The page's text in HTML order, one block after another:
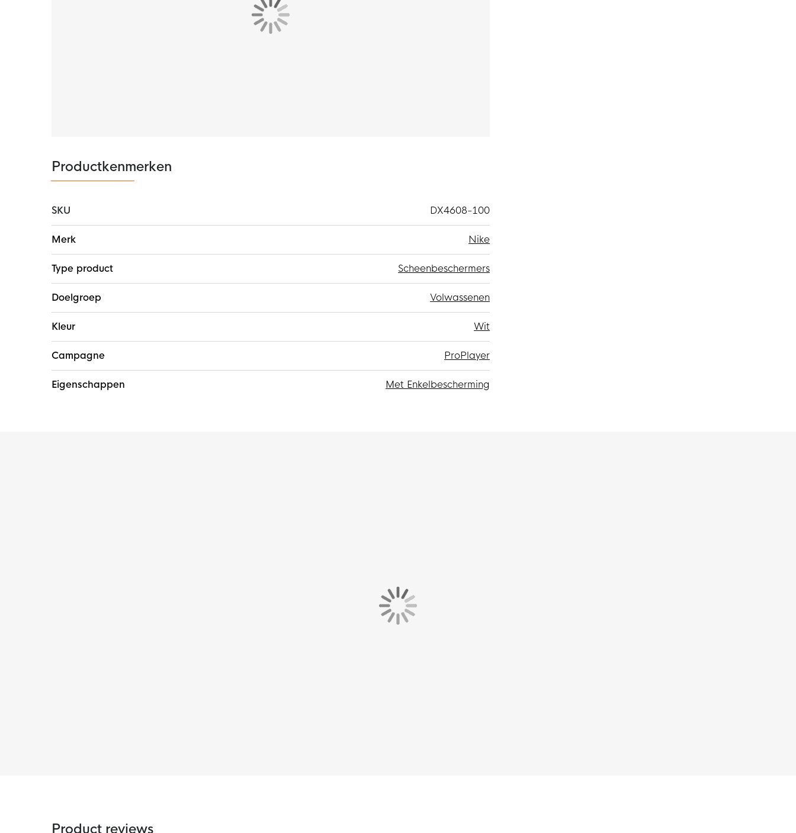
optimaal comfort hebt tijdens je training of wedstrijd. Doordat je ze niet voelt zitten kun jij je
Productkenmerken
SKU
DX4608-100
informatie
Merk Nike
Type product Scheenbeschermers
Doelgroep Volwassenen
Kleur Wit
Campagne ProPlayer
Eigenschappen Met Enkelbescherming
Product reviews